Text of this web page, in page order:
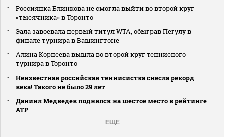
Россиянка Блинкова не смогла выйти во второй круг
«тысячника» в Торонто
Эала завоевала первый титул WTA, обыграв Пегулу в
финале турнира в Вашингтоне
Алина Корнеева вышла во второй круг теннисного
турнира в Торонто
Неизвестная российская теннисистка снесла рекорд
века! Такого не было 29 лет
Даниил Медведев поднялся на шестое место в рейтинге
АТР
ЕЩЕ